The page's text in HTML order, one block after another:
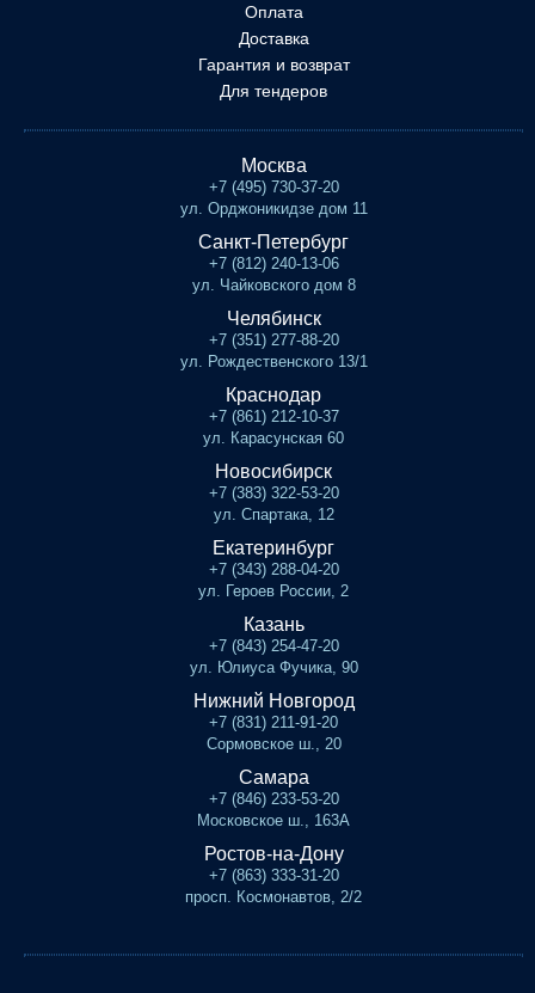
Оплата
Доставка
Гарантия и возврат
Для тендеров
Москва
+7 (495) 730-37-20
ул. Орджоникидзе дом 11
Санкт-Петербург
+7 (812) 240-13-06
ул. Чайковского дом 8
Челябинск
+7 (351) 277-88-20
ул. Рождественского 13/1
Краснодар
+7 (861) 212-10-37
ул. Карасунская 60
Новосибирск
+7 (383) 322-53-20
ул. Спартака, 12
Екатеринбург
+7 (343) 288-04-20
ул. Героев России, 2
Казань
+7 (843) 254-47-20
ул. Юлиуса Фучика, 90
Нижний Новгород
+7 (831) 211-91-20
Сормовское ш., 20
Самара
+7 (846) 233-53-20
Московское ш., 163А
Ростов-на-Дону
+7 (863) 333-31-20
просп. Космонавтов, 2/2